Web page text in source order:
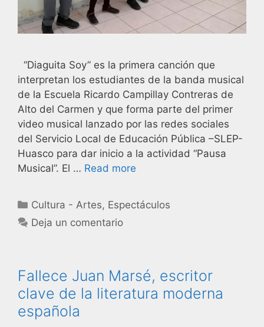
“Diaguita Soy” es la primera canción que
interpretan los estudiantes de la banda musical
de la Escuela Ricardo Campillay Contreras de
Alto del Carmen y que forma parte del primer
video musical lanzado por las redes sociales
del Servicio Local de Educación Pública –SLEP-
Huasco para dar inicio a la actividad “Pausa
Musical”. El … Read more
Cultura - Artes, Espectáculos
Deja un comentario
Fallece Juan Marsé, escritor
clave de la literatura moderna
española